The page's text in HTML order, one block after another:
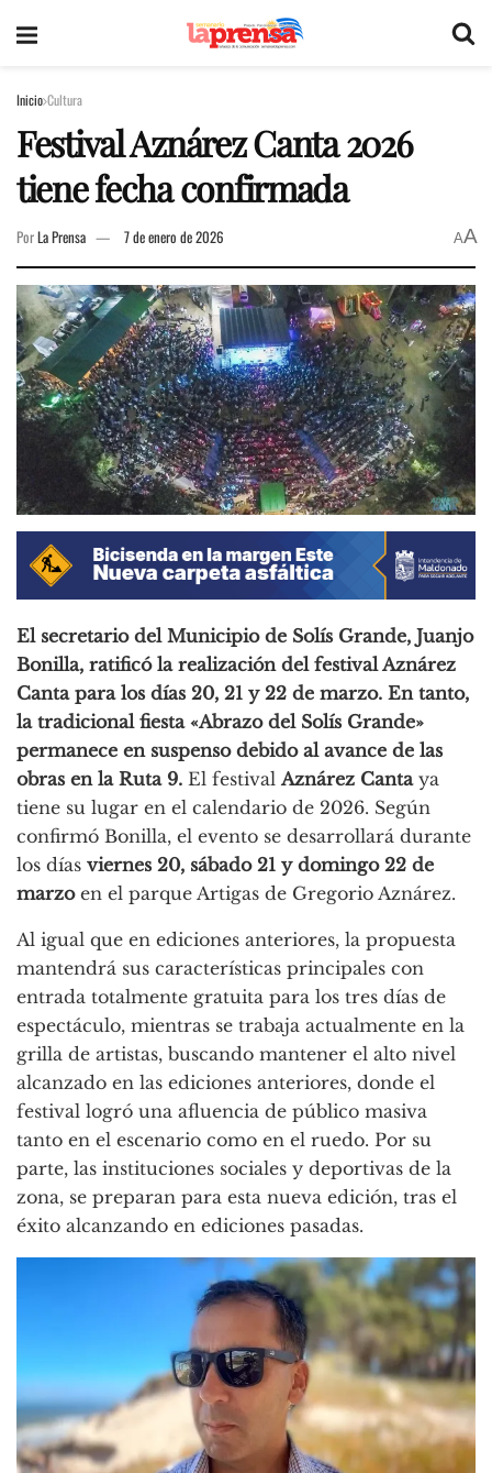
Inicio Cultura
Festival Aznárez Canta 2026
tiene fecha confirmada
PorLa Prensa 7 de enero de 2026 AA
El secretario del Municipio de Solís Grande, Juanjo
Bonilla, ratificó la realización del festival Aznárez
Canta para los días 20, 21 y 22 de marzo. En tanto,
la tradicional fiesta «Abrazo del Solís Grande»
permanece en suspenso debido al avance de las
obras en la Ruta 9. El festival Aznárez Cantaya
tiene su lugar en el calendario de 2026. Según
confirmó Bonilla, el evento se desarrollará durante
los días viernes 20, sábado 21 y domingo 22 de
marzoen el parque Artigas de Gregorio Aznárez.
Al igual que en ediciones anteriores, la propuesta
mantendrá sus características principales con
entrada totalmente gratuita para los tres días de
espectáculo, mientras se trabaja actualmente en la
grilla de artistas, buscando mantener el alto nivel
alcanzado en las ediciones anteriores, donde el
festival logró una afluencia de público masiva
tanto en el escenario como en el ruedo. Por su
parte, las instituciones sociales y deportivas de la
zona, se preparan para esta nueva edición, tras el
éxito alcanzando en ediciones pasadas.